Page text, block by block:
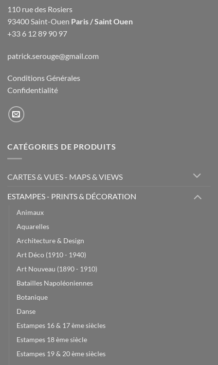
110 rue des Rosiers
93400 Saint-Ouen Paris / Saint Ouen
+33 6 12 89 90 97
patrick.serouge@gmail.com
Conditions Générales
Confidentialité
CATÉGORIES DE PRODUITS
CARTES & VUES - MAPS & VIEWS
ESTAMPES - PRINTS & DÉCORATION
Animaux
Aquarelles
Architecture & Design
Art Déco (1910 - 1940)
Art Nouveau (1890 - 1910)
Batailles Napoléoniennes
Botanique
Danse
Estampes 16 & 17 ème siècles
Estampes 18 ème siècle
Estampes 19 & 20 ème siècles